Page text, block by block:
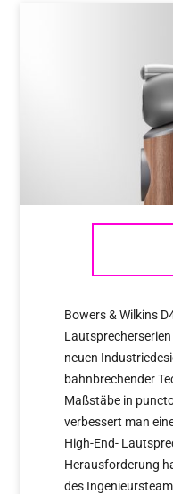
Bowers & Wilkins
neuen
bahnbrechender
Maßstäbe in
verbessert man
High-End-
Herausforderung
des